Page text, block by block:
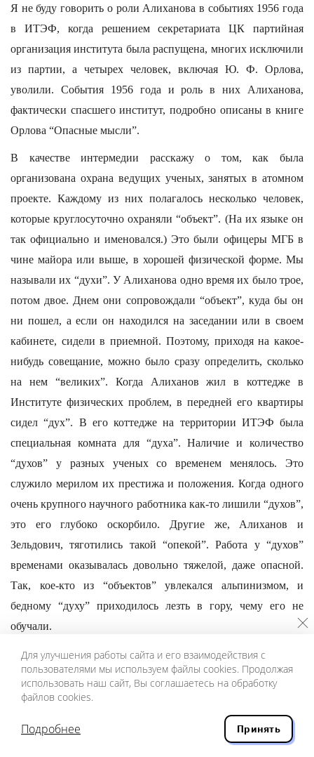
Я не буду говорить о роли Алиханова в событиях 1956 года
в ИТЭФ, когда решением секретариата ЦК партийная
организация института была распущена, многих исключили
из партии, а четырех человек, включая Ю. Ф. Орлова,
уволили. События 1956 года и роль в них Алиханова,
фактически спасшего институт, подробно описаны в книге
Орлова “Опасные мысли”.
В качестве интермедии расскажу о том, как была
организована охрана ведущих ученых, занятых в атомном
проекте. Каждому из них полагалось несколько человек,
которые круглосуточно охраняли “объект”. (На их языке он
так официально и именовался.) Это были офицеры МГБ в
чине майора или выше, в хорошей физической форме. Мы
называли их “духи”. У Алиханова одно время их было трое,
потом двое. Днем они сопровождали “объект”, куда бы он
ни пошел, а если он находился на заседании или в своем
кабинете, сидели в приемной. Поэтому, приходя на какое-
нибудь совещание, можно было сразу определить, сколько
на нем “великих”. Когда Алиханов жил в коттедже в
Институте физических проблем, в передней его квартиры
сидел “дух”. В его коттедже на территории ИТЭФ была
специальная комната для “духа”. Наличие и количество
“духов” у разных ученых со временем менялось. Это
служило мерилом их престижа и положения. Когда одного
очень крупного научного работника как-то лишили “духов”,
это его глубоко оскорбило. Другие же, Алиханов и
Зельдович, тяготились такой “опекой”. Работа у “духов”
временами оказывалась довольно тяжелой, даже опасной.
Так, кое-кто из “объектов” увлекался альпинизмом, и
бедному “духу” приходилось лезть в гору, чему его не
обучали.
Я знал одного из “духов” Алиханова довольно хорошо и
часто с ним разговаривал. Это был приятный человек,
“имевший отношение” к русской интеллигенции — до
Алиханова он являлся “духом” А. Н. Толстого. Абрам
Исаакович от своих духов — он называл их “мои секретари”
Для улучшения работы сайта и его взаимодействия с
пользователями мы используем файлы cookies. Продолжая
использовать наш сайт, Вы соглашаетесь на обработку
файлов cookies.
Подробнее Принять